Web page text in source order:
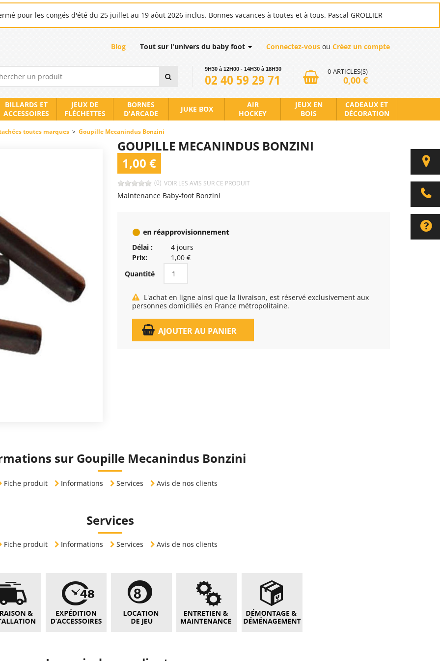
pour les congés d'été du 25 juillet au 19 aôut 2026 inclus. Bonnes vacances à toutes et à tous. Pascal GROLLIER
Blog Tout sur l'univers du baby foot Connectez-vous ou Créez un compte
9H30 à 12H00 - 14H30 à 18H30
02 40 59 29 71 0 ARTICLES(S)
0,00 €
BILLARDS ET
ACCESSOIRES
JEUX DE
FLÉCHETTES
BORNES
D'ARCADE
JUKE BOX
AIR
HOCKEY
JEUX EN
BOIS
CADEAUX ET
DÉCORATION
toutes marques > Goupille Mecanindus Bonzini
GOUPILLE MECANINDUS BONZINI
1,00 €
(0) VOIR LES AVIS SUR CE PRODUIT
Maintenance Baby-foot Bonzini
Délai :
4 jours
Prix:
1,00 €
Quantité
personnes domiciliés en France métropolitaine.
AJOUTER AU PANIER
sur Goupille Mecanindus Bonzini
Fiche produit Informations Services Avis de nos clients
Services
Fiche produit Informations Services Avis de nos clients